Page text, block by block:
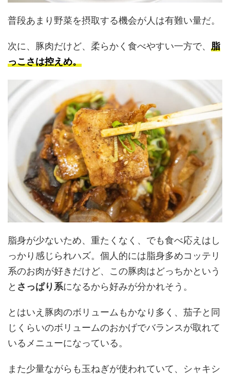
普段あまり野菜を摂取する機会が人は有難い量だ。
次に、豚肉だけど、柔らかく食べやすい一方で、 脂
っこさは控えめ。
脂身が少ないため、重たくなく、でも食べ応えはし
っかり感じられハズ。個人的には脂身多めコッテリ
系のお肉が好きだけど、この豚肉はどっちかという
と さっぱり系になるから好みが分かれそう。
とはいえ豚肉のボリュームもかなり多く、茄子と同
じくらいのボリュームのおかげでバランスが取れて
いるメニューになっている。
また少量ながらも玉ねぎが使われていて、シャキシ